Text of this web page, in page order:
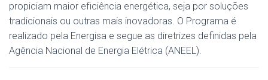
propiciam maior eficiência energética, seja por soluções
tradicionais ou outras mais inovadoras. O Programa é
realizado pela Energisa e segue as diretrizes definidas pela
Agência Nacional de Energia Elétrica (ANEEL).